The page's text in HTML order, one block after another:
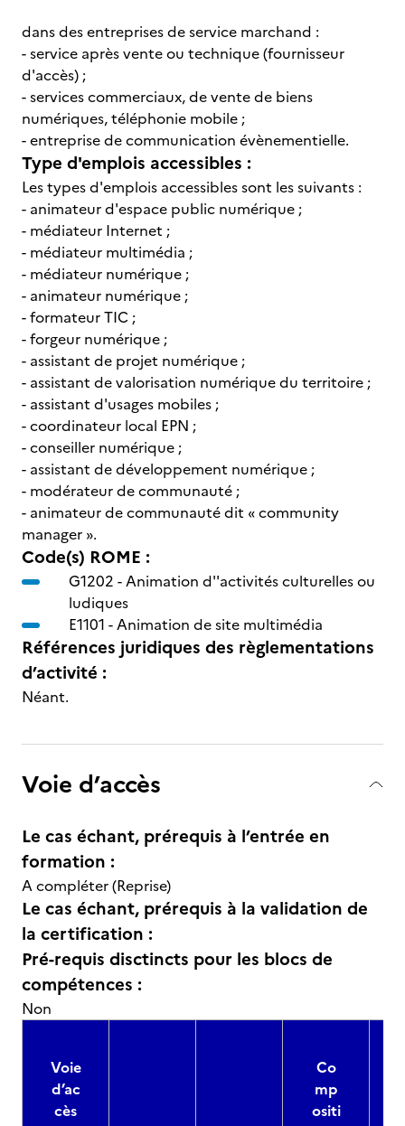
dans des entreprises de service marchand :
- service après vente ou technique (fournisseur
d'accès) ;
- services commerciaux, de vente de biens
numériques, téléphonie mobile ;
- entreprise de communication évènementielle.
Type d'emplois accessibles :
Les types d'emplois accessibles sont les suivants :
- animateur d'espace public numérique ;
- médiateur Internet ;
- médiateur multimédia ;
- médiateur numérique ;
- animateur numérique ;
- formateur TIC ;
- forgeur numérique ;
- assistant de projet numérique ;
- assistant de valorisation numérique du territoire ;
- assistant d'usages mobiles ;
- coordinateur local EPN ;
- conseiller numérique ;
- assistant de développement numérique ;
- modérateur de communauté ;
- animateur de communauté dit « community
manager ».
Code(s) ROME :
G1202 -Animation d''activités culturelles ou
ludiques
E1101 -Animation de site multimédia
Références juridiques des règlementations
d’activité :
Néant.
Voie d’accès
Le cas échant, prérequis à l’entrée en
formation :
A compléter (Reprise)
Le cas échant, prérequis à la validation de
la certification :
Pré-requis disctincts pour les blocs de
compétences :
Non
Voie
d’ac
cès
Co
mp
ositi